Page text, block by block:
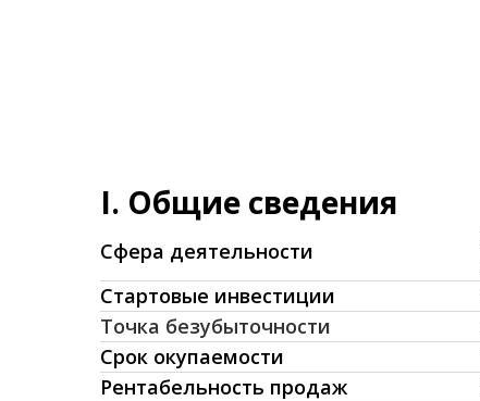
I. Общие сведения
Сфера деятельности
Стартовые инвестиции
Точка безубыточности
Срок окупаемости
Рентабельность продаж